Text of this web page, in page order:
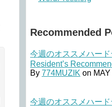
Recommended
今週のオススメハード
Resident’s
By 774MUZIK on
今週のオススメハー